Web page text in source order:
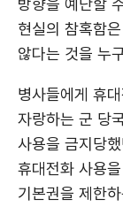
방향을 예단할
현실의 참혹함
않다는 것을 누
병사들에게 휴
자랑하는 군 당
사용을 금지당
휴대전화 사용
기본권을 제한